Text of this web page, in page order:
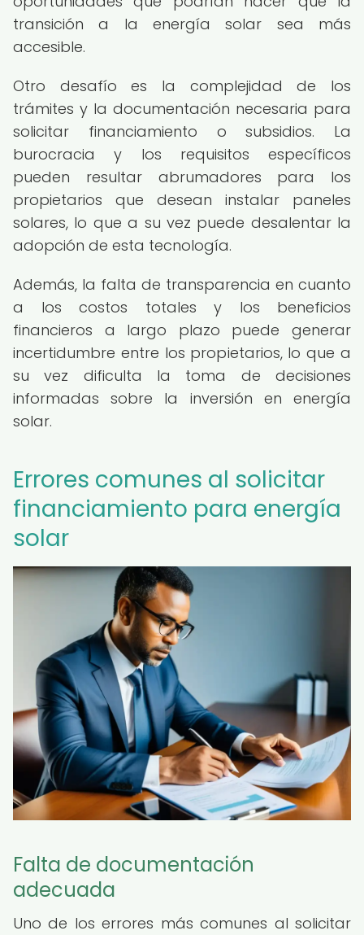
transición a la energía solar sea más
accesible.
Otro desafío es la complejidad de los
trámites y la documentación necesaria para
solicitar financiamiento o subsidios. La
burocracia y los requisitos específicos
pueden resultar abrumadores para los
propietarios que desean instalar paneles
solares, lo que a su vez puede desalentar la
adopción de esta tecnología.
Además, la falta de transparencia en cuanto
a los costos totales y los beneficios
financieros a largo plazo puede generar
incertidumbre entre los propietarios, lo que a
su vez dificulta la toma de decisiones
informadas sobre la inversión en energía
solar.
Errores comunes al solicitar
financiamiento para energía
solar
Falta de documentación
adecuada
Uno de los errores más comunes al solicitar